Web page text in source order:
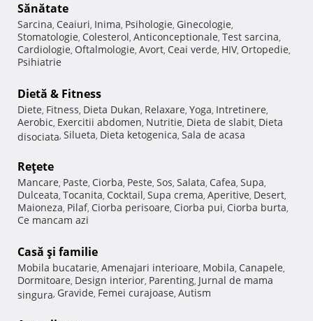
Sănătate
Sarcina, Ceaiuri, Inima, Psihologie, Ginecologie,
Stomatologie, Colesterol, Anticonceptionale, Test sarcina,
Cardiologie, Oftalmologie, Avort, Ceai verde, HIV, Ortopedie,
Psihiatrie
Dietă & Fitness
Diete, Fitness, Dieta Dukan, Relaxare, Yoga, Intretinere,
Aerobic, Exercitii abdomen, Nutritie, Dieta de slabit, Dieta
disociata, Silueta, Dieta ketogenica, Sala de acasa
Reţete
Mancare, Paste, Ciorba, Peste, Sos, Salata, Cafea, Supa,
Dulceata, Tocanita, Cocktail, Supa crema, Aperitive, Desert,
Maioneza, Pilaf, Ciorba perisoare, Ciorba pui, Ciorba burta,
Ce mancam azi
Casă şi familie
Mobila bucatarie, Amenajari interioare, Mobila, Canapele,
Dormitoare, Design interior, Parenting, Jurnal de mama
singura, Gravide, Femei curajoase, Autism